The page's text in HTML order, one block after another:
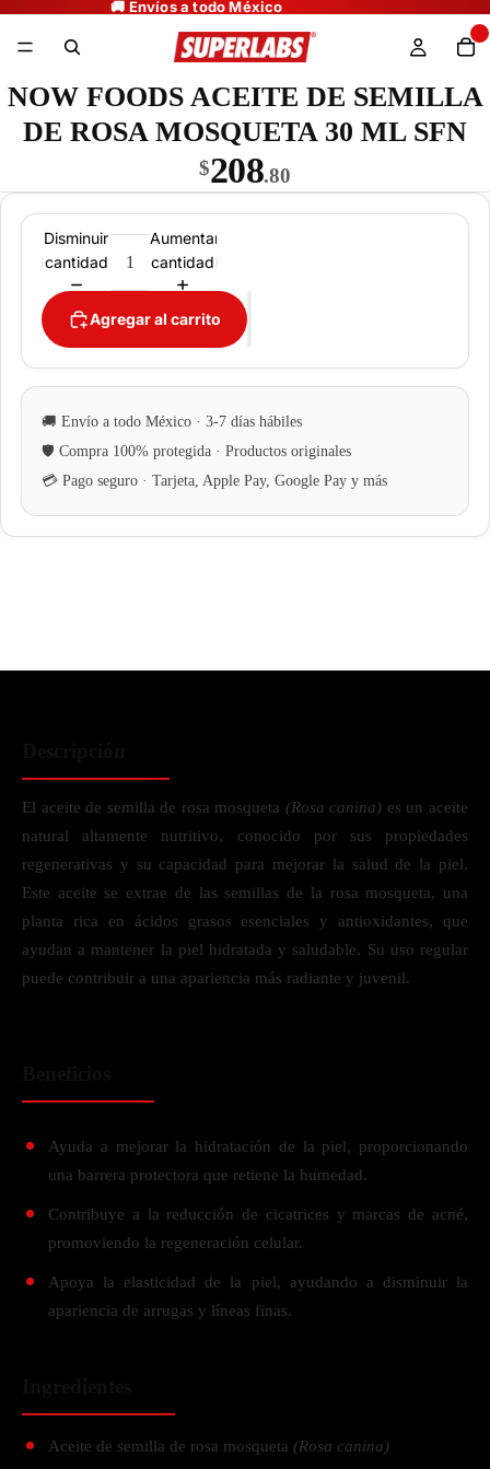
NOW FOODS ACEITE DE SEMILLA
DE ROSA MOSQUETA 30 ML SFN
$208.80
Disminuir
cantidad
Aumentar
cantidad
Agregar al carrito
El aceite de semilla de rosa mosqueta (Rosa canina) es un aceite
natural altamente nutritivo, conocido por sus propiedades
regenerativas y su capacidad para mejorar la salud de la piel.
Este aceite se extrae de las semillas de la rosa mosqueta, una
planta rica en ácidos grasos esenciales y antioxidantes, que
ayudan a mantener la piel hidratada y saludable. Su uso regular
puede contribuir a una apariencia más radiante y juvenil.
Ayuda a mejorar la hidratación de la piel, proporcionando
una barrera protectora que retiene la humedad.
Contribuye a la reducción de cicatrices y marcas de acné,
promoviendo la regeneración celular.
Apoya la elasticidad de la piel, ayudando a disminuir la
apariencia de arrugas y líneas finas.
Aceite de semilla de rosa mosqueta (Rosa canina)